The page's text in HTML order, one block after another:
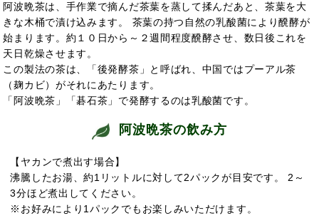
阿波晩茶は、手作業で摘んだ茶葉を蒸して揉んだあと、茶葉を大
きな木桶で漬け込みます。 茶葉の持つ自然の乳酸菌により醗酵が
始まります。約１０日から～２週間程度醗酵させ、数日後これを
天日乾燥させます。
この製法の茶は、「後発酵茶」と呼ばれ、中国ではプーアル茶
（麹カビ）がそれにあたります。
「阿波晩茶」「碁石茶」で発酵するのは乳酸菌です。
阿波晩茶の飲み方
【ヤカンで煮出す場合】
沸騰したお湯、約1リットルに対して2パックが目安です。 2～
3分ほど煮出してください。
※お好みにより1パックでもお楽しみいただけます。